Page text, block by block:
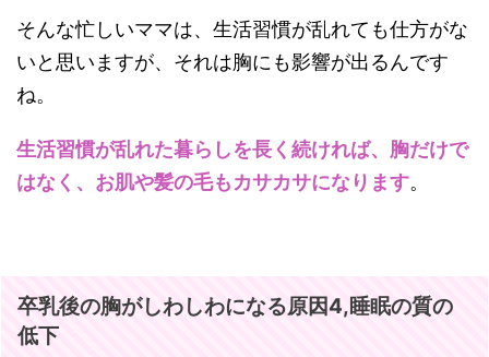
そんな忙しいママは、生活習慣が乱れても仕方がな
いと思いますが、それは胸にも影響が出るんです
ね。
生活習慣が乱れた暮らしを長く続ければ、胸だけで
はなく、お肌や髪の毛もカサカサになります。
卒乳後の胸がしわしわになる原因4,睡眠の質の
低下